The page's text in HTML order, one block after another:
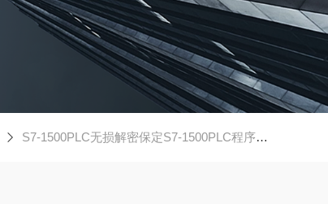
S7-1500PLC无损解密保定S7-1500PLC程序解密/可解出原始密码